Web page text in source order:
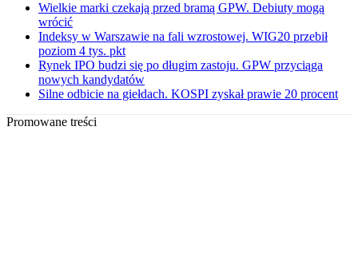
Wielkie marki czekają przed bramą GPW. Debiuty mogą
wrócić
Indeksy w Warszawie na fali wzrostowej. WIG20 przebił
poziom 4 tys. pkt
Rynek IPO budzi się po długim zastoju. GPW przyciąga
nowych kandydatów
Silne odbicie na giełdach. KOSPI zyskał prawie 20 procent
Promowane treści